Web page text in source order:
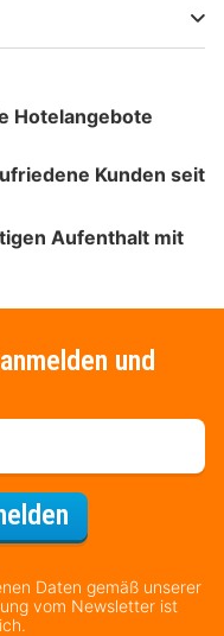
Hotelangebote
Kunden seit
Aufenthalt mit
und
Für den
Daten gemäß unserer
vom Newsletter ist